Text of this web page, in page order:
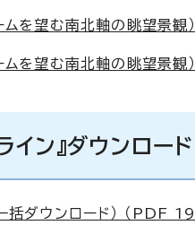
ムを望む南北軸の眺望景
ムを望む南北軸の眺望景
イン』ダウンロード
括ダウンロード） （PDF